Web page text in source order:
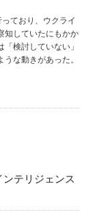
ており、ウクライ
知していたにもかか
検討していない」
な動きがあった。
テリジェンス